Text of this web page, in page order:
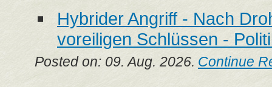
Hybrider Angriff - Nach
voreiligen Schlüssen -
Posted on: 09. Aug. 2026. Continue